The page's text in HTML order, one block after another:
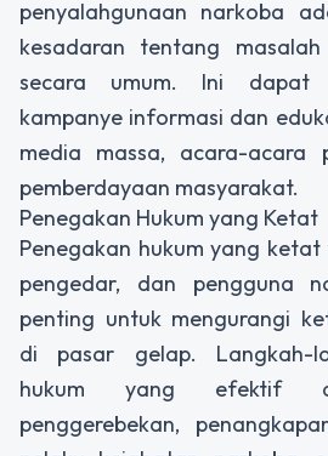
penyalahgunaan narkoba
kesadaran tentang
secara umum. Ini dapat
kampanye informasi dan
media massa, acara-acara
pemberdayaan masyarakat.
Penegakan Hukum yang Ketat
Penegakan hukum yang
pengedar, dan pengguna
penting untuk mengurangi
di pasar gelap. Langkah-
hukum yang efektif
penggerebekan,